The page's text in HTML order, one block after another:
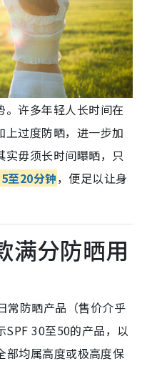
许多年轻人长时间在
上过度防晒，进一步加
实毋须长时间曝晒，只
至20分钟，便足以让身
满分防晒用
常防晒产品（售价介乎
30至50的产品，以
部均属高度或极高度保